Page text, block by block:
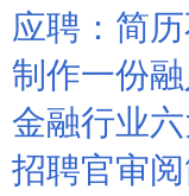
应聘：简
制作一份
金融行业
招聘官审